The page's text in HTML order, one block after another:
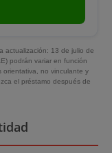
actualización: 13 de julio de
podrán variar en función
orientativa, no vinculante y
el préstamo después de